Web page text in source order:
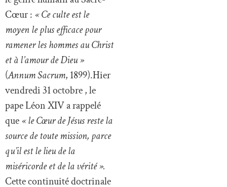
Cœur : « Ce culte est le
moyen le plus efficace pour
ramener les hommes au Christ
et à l’amour de Dieu »
(Annum Sacrum, 1899).Hier
vendredi 31 octobre , le
pape Léon XIV a rappelé
que« le Cœur de Jésus reste la
source de toute mission, parce
qu’il est le lieu de la
miséricorde et de la vérité ».
Cette continuité doctrinale